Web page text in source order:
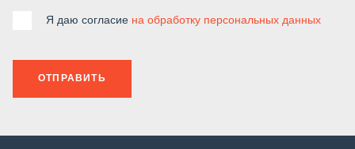
Я даю согласие на обработку персональных данных
ОТПРАВИТЬ